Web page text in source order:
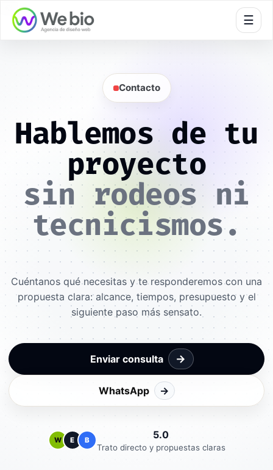
☰
Contacto
Hablemos de tu
proyecto
sin rodeos ni
tecnicismos.
Cuéntanos qué necesitas y te responderemos con una
propuesta clara: alcance, tiempos, presupuesto y el
siguiente paso más sensato.
Enviar consulta →
WhatsApp →
W E B 5.0
Trato directo y propuestas claras